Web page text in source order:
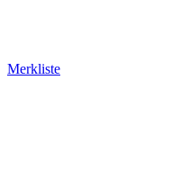
Merkliste